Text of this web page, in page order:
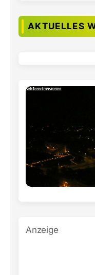
AKTUELLES
Anzeige